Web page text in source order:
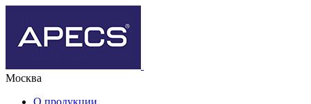
Москва
О продукции